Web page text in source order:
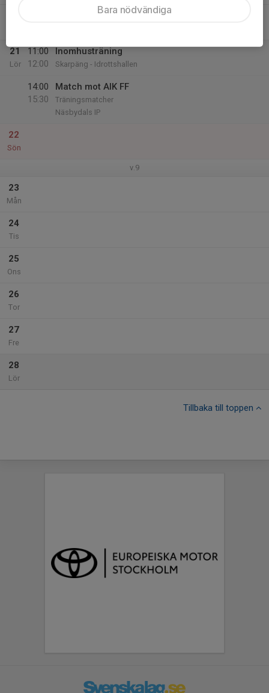
21
Lör
11:00
12:00
Inomhusträning
Skarpäng - Idrottshallen
14:00
15:30
Match mot AIK FF
Träningsmatcher
Näsbydals IP
22
Sön
v.9
23
Mån
24
Tis
25
Ons
26
Tor
27
Fre
28
Lör
Tillbaka till toppen
Bara nödvändiga